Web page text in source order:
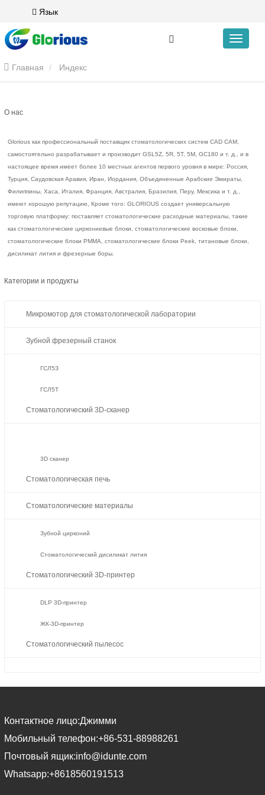
Язык
Главная Индекс
О нас
Glorious как профессиональный поставщик стоматологических систем CAD CAM,
самостоятельно разрабатывает и производит GSL5Z, 5R, 5T, 5M, GC180 и т. д., и в
настоящее время имеет более 10 местных агентов первого уровня в мире: Россия,
Турция, Саудовская Аравия, Иран, Иордания, Объединенные Арабские Эмираты,
Филиппины, Хаса, Италия, Франция, Австралия, Бразилия, Перу, Мексика и т. д.,
имеют хорошую репутацию, Кроме того: GLORIOUS создает универсальную
торговую платформу: поставляет стоматологические расходные материалы, такие
как стоматологические циркониевые блоки, стоматологические восковые блоки,
стоматологические блоки PMMA, стоматологические блоки Peek, титановые блоки,
дисиликат лития и фрезерные боры.
Категории и продукты
Микромотор для стоматологической лаборатории
Зубной фрезерный станок
ГСЛ5З
ГСЛ5Т
Стоматологический 3D-сканер
3D сканер
Стоматологическая печь
Стоматологические материалы
Зубной цирконий
Стоматологический дисиликат лития
Стоматологический 3D-принтер
DLP 3D-принтер
ЖК-3D-принтер
Стоматологический пылесос
Контактное лицо:Джимми
Мобильный телефон:+86-531-88988261
Почтовый ящик:info@idunte.com
Whatsapp:+8618560191513